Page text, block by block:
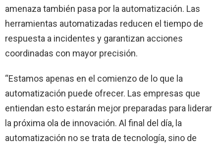
amenaza también pasa por la automatización. Las
herramientas automatizadas reducen el tiempo de
respuesta a incidentes y garantizan acciones
coordinadas con mayor precisión.
“Estamos apenas en el comienzo de lo que la
automatización puede ofrecer. Las empresas que
entiendan esto estarán mejor preparadas para liderar
la próxima ola de innovación. Al final del día, la
automatización no se trata de tecnología, sino de